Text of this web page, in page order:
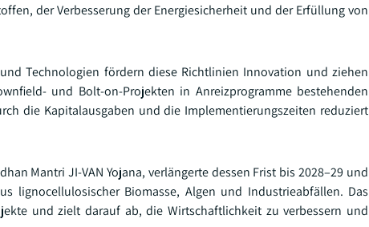
der Verbesserung der Energiesicherheit und der Erfüllung von
Technologien fördern diese Richtlinien Innovation und ziehen
und Bolt-on-Projekten in Anreizprogramme bestehenden
die Kapitalausgaben und die Implementierungszeiten reduziert
Mantri JI-VAN Yojana, verlängerte dessen Frist bis 2028–29 und
lignocellulosischer Biomasse, Algen und Industrieabfällen. Das
und zielt darauf ab, die Wirtschaftlichkeit zu verbessern und